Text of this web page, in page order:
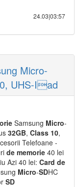
24.03|03:57
Micro-
UHS-Iad
Samsung Micro-
32GB, Class 10,
Telefoane -
de memorie 40 lei
Azi 40 lei: Card de
Micro-SDHC
SD